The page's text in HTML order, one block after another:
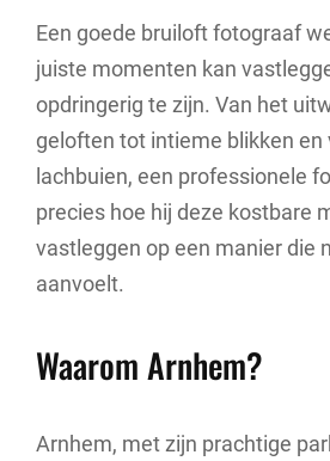
Een goede bruiloft fotograaf
juiste momenten kan
opdringerig te zijn. Van het
geloften tot intieme blikken en
lachbuien, een professionele
precies hoe hij deze kostbare
vastleggen op een manier die
aanvoelt.
Waarom Arnhem?
Arnhem, met zijn prachtige